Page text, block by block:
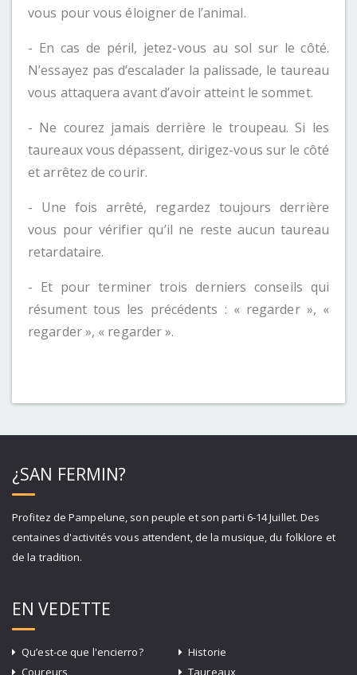
vous pour vous éloigner de l’animal.
- En cas de péril, jetez-vous au sol sur le côté.
N’essayez pas d’escalader la palissade, le taureau
vous attaquera avant d’avoir atteint le sommet.
- Ne courez jamais derrière le troupeau. Si les
taureaux vous dépassent, dirigez-vous sur le côté
et arrêtez de courir.
- Une fois arrêté, regardez toujours derrière
vous pour vérifier qu’il ne reste aucun taureau
retardataire.
- Et pour terminer trois derniers conseils qui
résument tous les précédents : « regarder », «
regarder », « regarder ».
¿SAN FERMIN?
Profitez de Pampelune, son peuple et son parti 6-14 Juillet. Des
centaines d'activités vous attendent, de la musique, du folklore et
de la tradition.
EN VEDETTE
Qu’est-ce que l'encierro?
Historie
Coureurs
Taureaux